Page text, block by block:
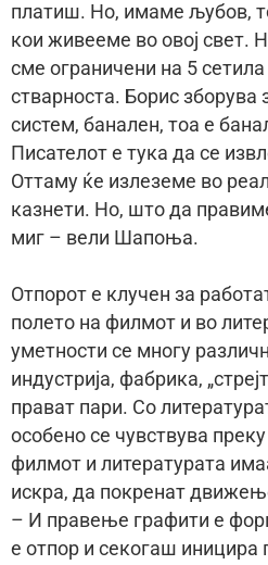
платиш. Но, имаме љубов,
кои живееме во овој свет.
сме ограничени на 5
стварноста. Борис зборува
систем, банален, тоа е
Писателот е тука да се
Оттаму ќе излеземе во
казнети. Но, што да
миг – вели Шапоња.
Отпорот е клучeн за
полето на филмот и во
уметности се многу
индустрија, фабрика,
прават пари. Со
особено се чувствува
филмот и литературата
искра, да покренат
– И правење графити е
е отпор и секогаш иницира